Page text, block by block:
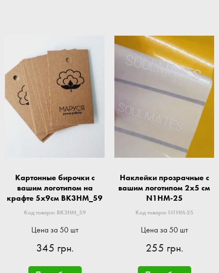
Картонные бирочки с
вашим логотипом на
крафте 5x9см BK3HM_59
Код товара: BK3HM_59
Цена за 50 шт
345 грн.
Наклейки прозрачные с
вашим логотипом 2x5 см
N1HM-25
Код товара: N1HM-25
Цена за 50 шт
255 грн.